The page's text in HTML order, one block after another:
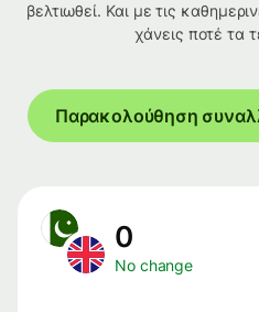
βελτιωθεί. Και με τις
χάνεις ποτέ τα
Παρακολούθηση
0
No change